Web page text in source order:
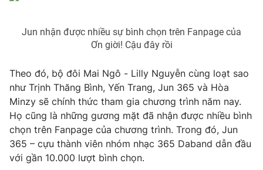
Phim VTV
Nhân vật
Khán giả
Giải sao mai
Điện ảnh
Âm nhạc
Sao
Đời sống
Du lịch
Làm đẹp
Chất lượng cuộc sống
Giáo dục
Tuyển sinh
Học trực tuyến
Công nghệ
Jun nhận được nhiều sự bình chọn trên Fanpage của
Ơn giời! Cậu đây rồi
Theo đó, bộ đôi Mai Ngô - Lilly Nguyễn cùng loạt sao
như Trịnh Thăng Bình, Yến Trang, Jun 365 và Hòa
Minzy sẽ chính thức tham gia chương trình năm nay.
Họ cũng là những gương mặt đã nhận được nhiều bình
chọn trên Fanpage của chương trình. Trong đó, Jun
365 – cựu thành viên nhóm nhạc 365 Daband dẫn đầu
với gần 10.000 lượt bình chọn.